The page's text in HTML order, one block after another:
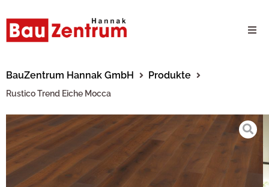
Unternehmen
BauZentrum Hannak GmbH Produkte
Rustico Trend Eiche Mocca